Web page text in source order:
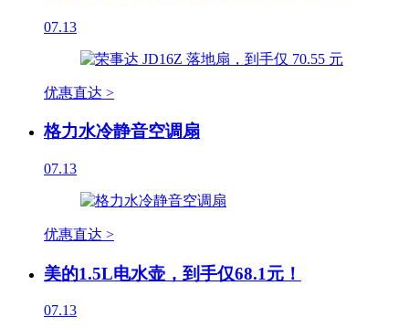
07.13
优惠直达 >
格力水冷静音空调扇
07.13
优惠直达 >
美的1.5L电水壶，到手仅68.1元！
07.13